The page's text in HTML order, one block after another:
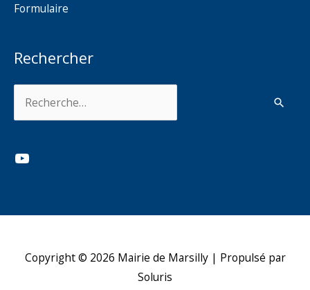
Formulaire
Rechercher
YouTube
Copyright © 2026 Mairie de Marsilly| Propulsé par
Soluris